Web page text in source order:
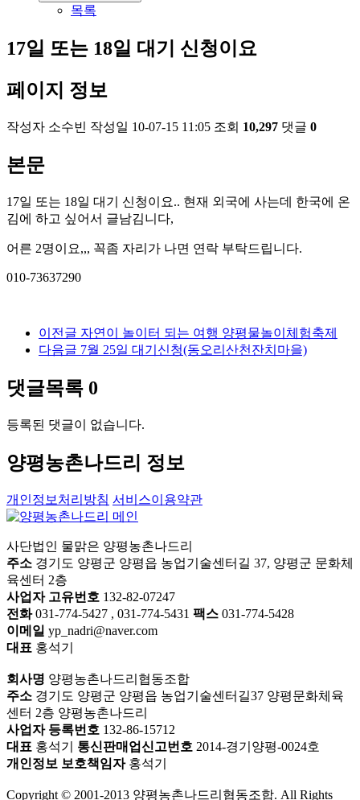
목록
17일 또는 18일 대기 신청이요
페이지 정보
작성자 소수빈 작성일 10-07-15 11:05 조회 10,297 댓글 0
본문
17일 또는 18일 대기 신청이요.. 현재 외국에 사는데 한국에 온
김에 하고 싶어서 글남김니다,
어른 2명이요,,, 꼭좀 자리가 나면 연락 부탁드립니다.
010-73637290
이전글 자연이 놀이터 되는 여행 양평물놀이체험축제
다음글 7월 25일 대기신청(동오리산천잔치마을)
댓글목록 0
등록된 댓글이 없습니다.
양평농촌나드리 정보
개인정보처리방침 서비스이용약관
사단법인 물맑은 양평농촌나드리
주소 경기도 양평군 양평읍 농업기술센터길 37, 양평군 문화체
육센터 2층
사업자 고유번호 132-82-07247
전화031-774-5427 , 031-774-5431 팩스 031-774-5428
이메일 yp_nadri@naver.com
대표 홍석기
회사명 양평농촌나드리협동조합
주소 경기도 양평군 양평읍 농업기술센터길37 양평문화체육
센터 2층 양평농촌나드리
사업자 등록번호 132-86-15712
대표 홍석기 통신판매업신고번호 2014-경기양평-0024호
개인정보 보호책임자홍석기
Copyright © 2001-2013 양평농촌나드리협동조합. All Rights